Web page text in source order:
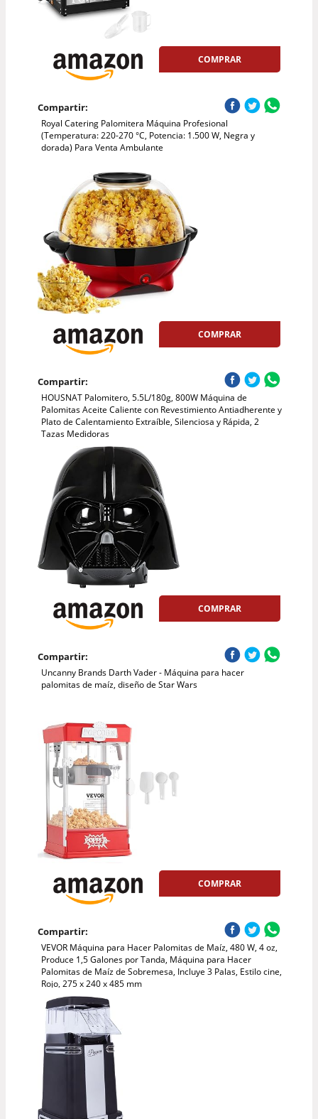
COMPRAR
Compartir:
Royal Catering Palomitera Máquina Profesional
(Temperatura: 220-270 °C, Potencia: 1.500 W, Negra y
dorada) Para Venta Ambulante
COMPRAR
Compartir:
HOUSNAT Palomitero, 5.5L/180g, 800W Máquina de
Palomitas Aceite Caliente con Revestimiento Antiadherente y
Plato de Calentamiento Extraíble, Silenciosa y Rápida, 2
Tazas Medidoras
COMPRAR
Compartir:
Uncanny Brands Darth Vader - Máquina para hacer
palomitas de maíz, diseño de Star Wars
COMPRAR
Compartir:
VEVOR Máquina para Hacer Palomitas de Maíz, 480 W, 4 oz,
Produce 1,5 Galones por Tanda, Máquina para Hacer
Palomitas de Maíz de Sobremesa, Incluye 3 Palas, Estilo cine,
Rojo, 275 x 240 x 485 mm